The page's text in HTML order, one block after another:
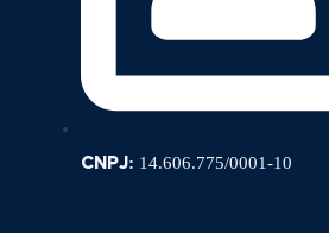
CNPJ: 14.606.775/0001-10